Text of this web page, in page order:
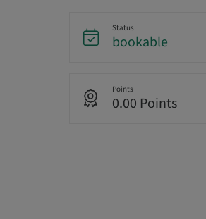
Status
bookable
Points
0.00 Points